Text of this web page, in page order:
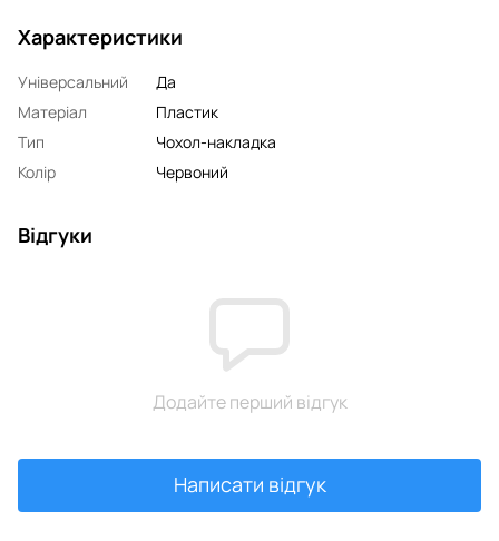
Характеристики
Універсальний
Да
Матеріал
Пластик
Тип
Чохол-накладка
Колір
Червоний
Відгуки
Додайте перший відгук
Написати відгук